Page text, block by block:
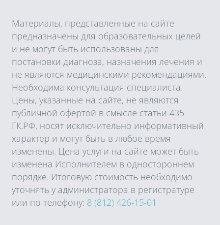
Материалы, представленные на сайте
предназначены для образовательных целей
и не могут быть использованы для
постановки диагноза, назначения лечения и
не являются медицинскими рекомендациями.
Необходима консультация специалиста.
Цены, указанные на сайте, не являются
публичной офертой в смысле статьи 435
ГК.РФ, носят исключительно информативный
характер и могут быть в любое время
изменены. Цена услуги на сайте может быть
изменена Исполнителем в одностороннем
порядке. Итоговую стоимость необходимо
уточнять у администратора в регистратуре
или по телефону: 8 (812) 426-15-01